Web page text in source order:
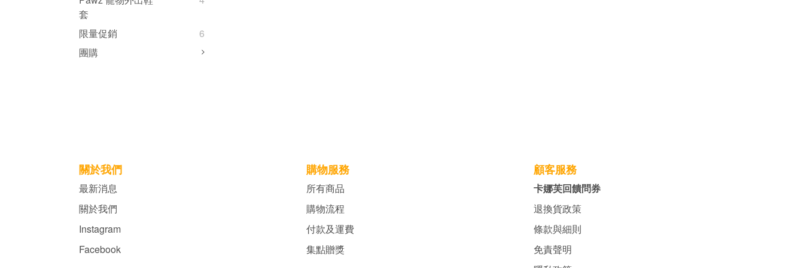
套
限量促銷
6
團購
關於我們
最新消息
關於我們
Instagram
Facebook
購物服務
所有商品
購物流程
付款及運費
集點贈獎
顧客服務
卡娜芙回饋問券
退換貨政策
條款與細則
免責聲明